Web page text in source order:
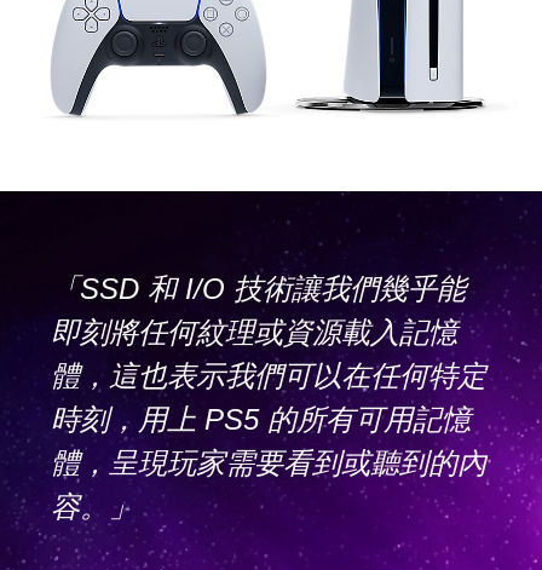
「SSD 和 I/O 技術讓我們幾乎能
即刻將任何紋理或資源載入記憶
體，這也表示我們可以在任何特定
時刻，用上 PS5 的所有可用記憶
體，呈現玩家需要看到或聽到的內
容。」